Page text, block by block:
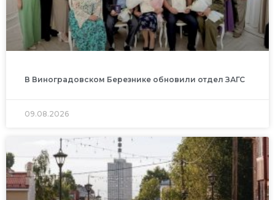
В Виноградовском Березнике обновили отдел ЗАГС
09.08.2026